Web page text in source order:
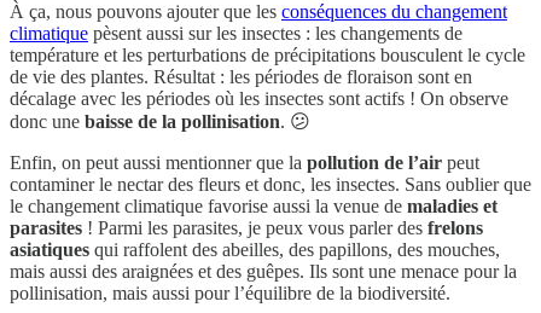
À ça, nous pouvons ajouter que les conséquences du changement
climatique pèsent aussi sur les insectes : les changements de
température et les perturbations de précipitations bousculent le cycle
de vie des plantes. Résultat : les périodes de floraison sont en
décalage avec les périodes où les insectes sont actifs ! On observe
donc une baisse de la pollinisation. 😕
Enfin, on peut aussi mentionner que la pollution de l’air peut
contaminer le nectar des fleurs et donc, les insectes. Sans oublier que
le changement climatique favorise aussi la venue de maladies et
parasites ! Parmi les parasites, je peux vous parler des frelons
asiatiques qui raffolent des abeilles, des papillons, des mouches,
mais aussi des araignées et des guêpes. Ils sont une menace pour la
pollinisation, mais aussi pour l’équilibre de la biodiversité.